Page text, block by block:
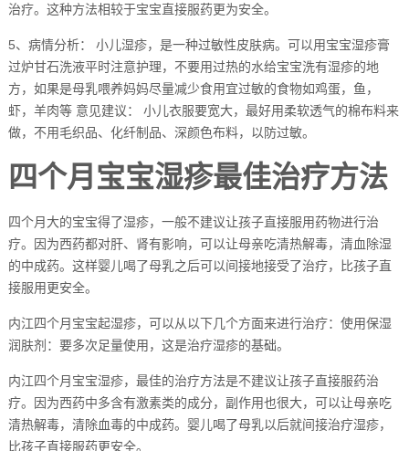
治疗。这种方法相较于宝宝直接服药更为安全。
5、病情分析： 小儿湿疹，是一种过敏性皮肤病。可以用宝宝湿疹膏
过炉甘石洗液平时注意护理，不要用过热的水给宝宝洗有湿疹的地
方，如果是母乳喂养妈妈尽量减少食用宜过敏的食物如鸡蛋，鱼，
虾，羊肉等 意见建议： 小儿衣服要宽大，最好用柔软透气的棉布料来
做，不用毛织品、化纤制品、深颜色布料，以防过敏。
四个月宝宝湿疹最佳治疗方法
四个月大的宝宝得了湿疹，一般不建议让孩子直接服用药物进行治
疗。因为西药都对肝、肾有影响，可以让母亲吃清热解毒，清血除湿
的中成药。这样婴儿喝了母乳之后可以间接地接受了治疗，比孩子直
接服用更安全。
内江四个月宝宝起湿疹，可以从以下几个方面来进行治疗：使用保湿
润肤剂：要多次足量使用，这是治疗湿疹的基础。
内江四个月宝宝湿疹，最佳的治疗方法是不建议让孩子直接服药治
疗。因为西药中多含有激素类的成分，副作用也很大，可以让母亲吃
清热解毒，清除血毒的中成药。婴儿喝了母乳以后就间接治疗湿疹，
比孩子直接服药更安全。